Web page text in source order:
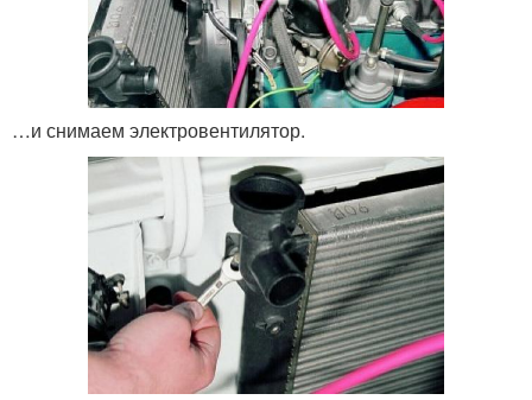
…и снимаем электровентилятор.